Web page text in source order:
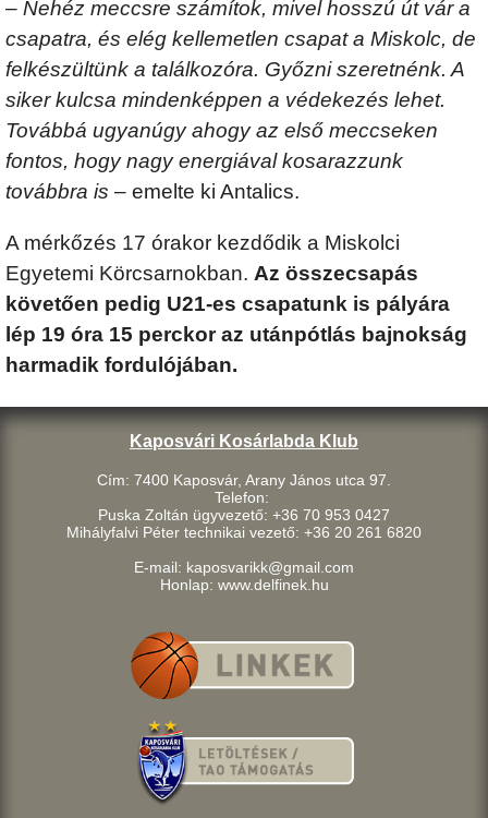
– Nehéz meccsre számítok, mivel hosszú út vár a
csapatra, és elég kellemetlen csapat a Miskolc, de
felkészültünk a találkozóra. Győzni szeretnénk. A
siker kulcsa mindenképpen a védekezés lehet.
Továbbá ugyanúgy ahogy az első meccseken
fontos, hogy nagy energiával kosarazzunk
továbbra is – emelte ki Antalics.
A mérkőzés 17 órakor kezdődik a Miskolci
Egyetemi Körcsarnokban. Az összecsapás
követően pedig U21-es csapatunk is pályára
lép 19 óra 15 perckor az utánpótlás bajnokság
harmadik fordulójában.
Kaposvári Kosárlabda Klub
Cím: 7400 Kaposvár, Arany János utca 97.
Telefon:
Puska Zoltán ügyvezető: +36 70 953 0427
Mihályfalvi Péter technikai vezető: +36 20 261 6820
E-mail: kaposvarikk@gmail.com
Honlap: www.delfinek.hu